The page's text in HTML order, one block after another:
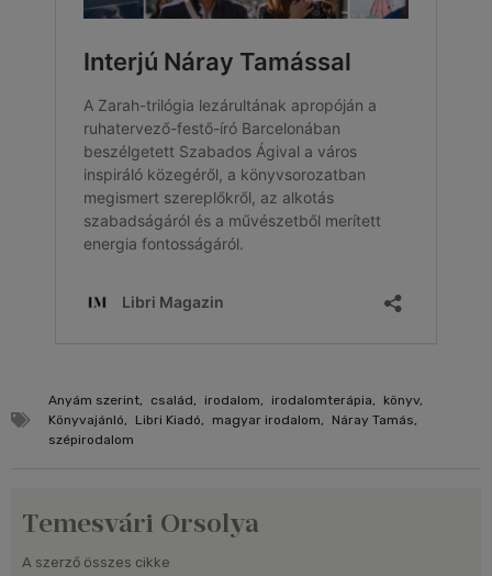
Anyám szerint család irodalom irodalomterápia könyv
Könyvajánló
Libri Kiadó magyar irodalom Náray Tamás
szépirodalom
Temesvári Orsolya
A szerző összes cikke